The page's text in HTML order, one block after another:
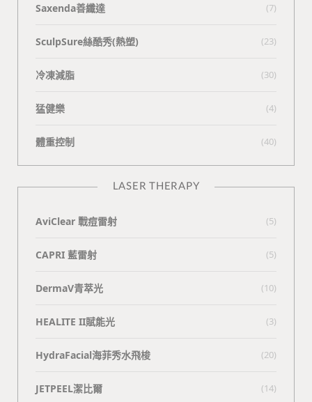
Saxenda善纖達 (7)
SculpSure絲酷秀(熱塑) (23)
冷凍減脂 (30)
猛健樂 (4)
體重控制 (40)
LASER THERAPY
AviClear 戰痘雷射 (5)
CAPRI 藍雷射 (5)
DermaV青萃光 (10)
HEALITE II賦能光 (3)
HydraFacial海菲秀水飛梭 (20)
JETPEEL潔比爾 (14)